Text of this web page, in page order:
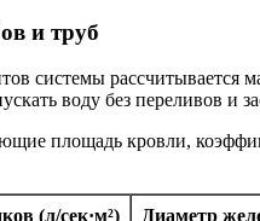
и труб
системы
воду без переливов и
площадь кровли,
(л/сек·м²) Диаметр